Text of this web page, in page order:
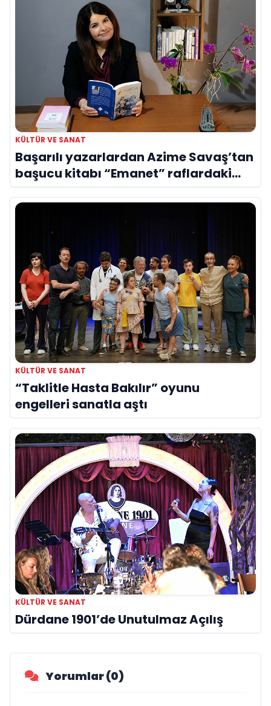
KÜLTÜR VE SANAT
Başarılı yazarlardan Azime Savaş’tan
başucu kitabı “Emanet” raflardaki
yerini aldı
KÜLTÜR VE SANAT
“Taklitle Hasta Bakılır” oyunu
engelleri sanatla aştı
KÜLTÜR VE SANAT
Dürdane 1901’de Unutulmaz Açılış
Yorumlar (0)